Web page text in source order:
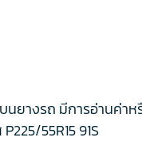
างรถ มีการอ่านค่า
55R15 91S